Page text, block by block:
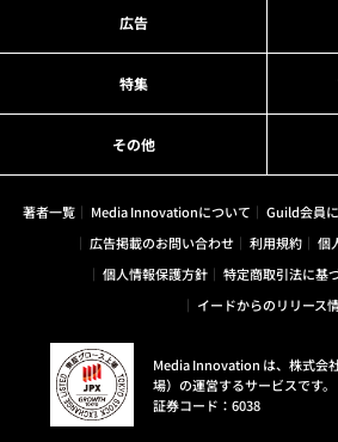
広告
特集
その他
著者一覧 Media Innovationについて Guild会員
広告掲載のお問い合わせ
利用規約
個
個人情報保護方針
特定商取引法に基
イードからのリリース
Media Innovation は、株式会
場）の運営するサービスです。
証券コード：6038